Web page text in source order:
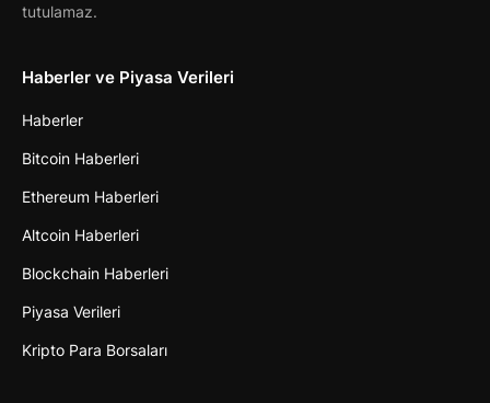
tutulamaz.
Haberler ve Piyasa Verileri
Haberler
Bitcoin Haberleri
Ethereum Haberleri
Altcoin Haberleri
Blockchain Haberleri
Piyasa Verileri
Kripto Para Borsaları